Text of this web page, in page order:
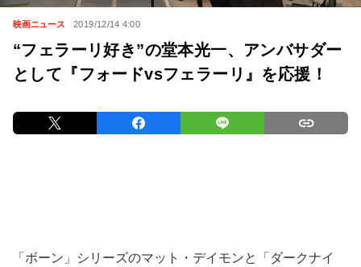
映画ニュース 2019/12/14 4:00
“フェラーリ好き”の堂本光一、アンバサダー
として『フォードvsフェラーリ』を応援！
「ボーン」シリーズのマット・デイモンと「ダークナイ